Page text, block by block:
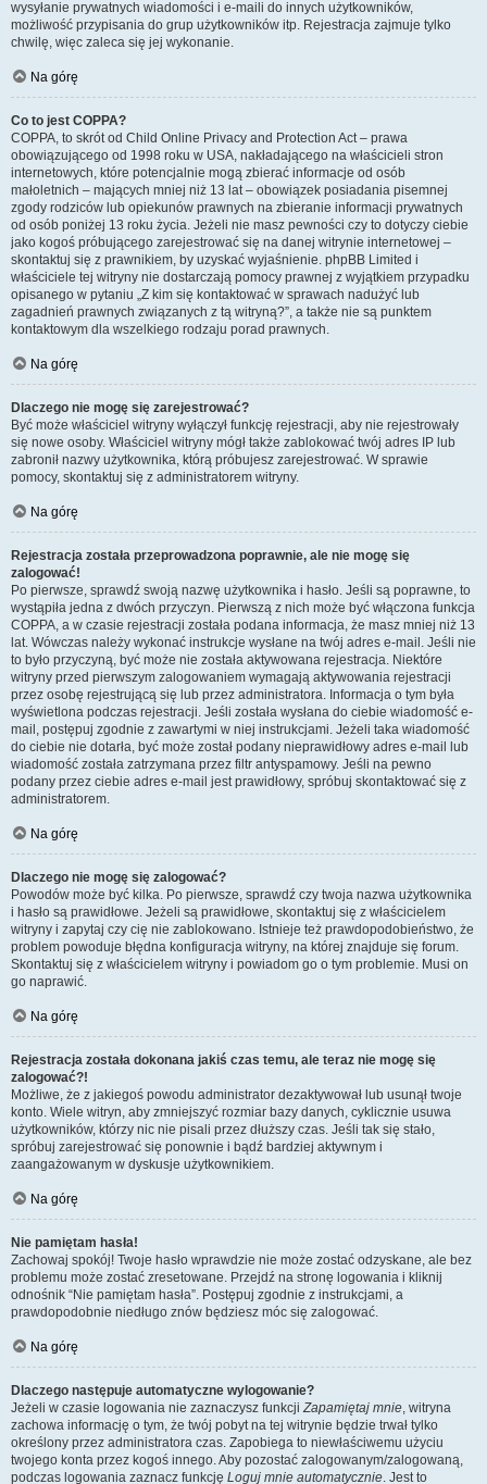
wysyłanie prywatnych wiadomości i e-maili do innych użytkowników,
możliwość przypisania do grup użytkowników itp. Rejestracja zajmuje tylko
chwilę, więc zaleca się jej wykonanie.
Na górę
Co to jest COPPA?
COPPA, to skrót od Child Online Privacy and Protection Act – prawa
obowiązującego od 1998 roku w USA, nakładającego na właścicieli stron
internetowych, które potencjalnie mogą zbierać informacje od osób
małoletnich – mających mniej niż 13 lat – obowiązek posiadania pisemnej
zgody rodziców lub opiekunów prawnych na zbieranie informacji prywatnych
od osób poniżej 13 roku życia. Jeżeli nie masz pewności czy to dotyczy ciebie
jako kogoś próbującego zarejestrować się na danej witrynie internetowej –
skontaktuj się z prawnikiem, by uzyskać wyjaśnienie. phpBB Limited i
właściciele tej witryny nie dostarczają pomocy prawnej z wyjątkiem przypadku
opisanego w pytaniu „Z kim się kontaktować w sprawach nadużyć lub
zagadnień prawnych związanych z tą witryną?”, a także nie są punktem
kontaktowym dla wszelkiego rodzaju porad prawnych.
Na górę
Dlaczego nie mogę się zarejestrować?
Być może właściciel witryny wyłączył funkcję rejestracji, aby nie rejestrowały
się nowe osoby. Właściciel witryny mógł także zablokować twój adres IP lub
zabronił nazwy użytkownika, którą próbujesz zarejestrować. W sprawie
pomocy, skontaktuj się z administratorem witryny.
Na górę
Rejestracja została przeprowadzona poprawnie, ale nie mogę się
zalogować!
Po pierwsze, sprawdź swoją nazwę użytkownika i hasło. Jeśli są poprawne, to
wystąpiła jedna z dwóch przyczyn. Pierwszą z nich może być włączona funkcja
COPPA, a w czasie rejestracji została podana informacja, że masz mniej niż 13
lat. Wówczas należy wykonać instrukcje wysłane na twój adres e-mail. Jeśli nie
to było przyczyną, być może nie została aktywowana rejestracja. Niektóre
witryny przed pierwszym zalogowaniem wymagają aktywowania rejestracji
przez osobę rejestrującą się lub przez administratora. Informacja o tym była
wyświetlona podczas rejestracji. Jeśli została wysłana do ciebie wiadomość e-
mail, postępuj zgodnie z zawartymi w niej instrukcjami. Jeżeli taka wiadomość
do ciebie nie dotarła, być może został podany nieprawidłowy adres e-mail lub
wiadomość została zatrzymana przez filtr antyspamowy. Jeśli na pewno
podany przez ciebie adres e-mail jest prawidłowy, spróbuj skontaktować się z
administratorem.
Na górę
Dlaczego nie mogę się zalogować?
Powodów może być kilka. Po pierwsze, sprawdź czy twoja nazwa użytkownika
i hasło są prawidłowe. Jeżeli są prawidłowe, skontaktuj się z właścicielem
witryny i zapytaj czy cię nie zablokowano. Istnieje też prawdopodobieństwo, że
problem powoduje błędna konfiguracja witryny, na której znajduje się forum.
Skontaktuj się z właścicielem witryny i powiadom go o tym problemie. Musi on
go naprawić.
Na górę
Rejestracja została dokonana jakiś czas temu, ale teraz nie mogę się
zalogować?!
Możliwe, że z jakiegoś powodu administrator dezaktywował lub usunął twoje
konto. Wiele witryn, aby zmniejszyć rozmiar bazy danych, cyklicznie usuwa
użytkowników, którzy nic nie pisali przez dłuższy czas. Jeśli tak się stało,
spróbuj zarejestrować się ponownie i bądź bardziej aktywnym i
zaangażowanym w dyskusje użytkownikiem.
Na górę
Nie pamiętam hasła!
Zachowaj spokój! Twoje hasło wprawdzie nie może zostać odzyskane, ale bez
problemu może zostać zresetowane. Przejdź na stronę logowania i kliknij
odnośnik “Nie pamiętam hasła”. Postępuj zgodnie z instrukcjami, a
prawdopodobnie niedługo znów będziesz móc się zalogować.
Na górę
Dlaczego następuje automatyczne wylogowanie?
Jeżeli w czasie logowania nie zaznaczysz funkcjiZapamiętaj mnie, witryna
zachowa informację o tym, że twój pobyt na tej witrynie będzie trwał tylko
określony przez administratora czas. Zapobiega to niewłaściwemu użyciu
twojego konta przez kogoś innego. Aby pozostać zalogowanym/zalogowaną,
podczas logowania zaznacz funkcję Loguj mnie automatycznie. Jest to